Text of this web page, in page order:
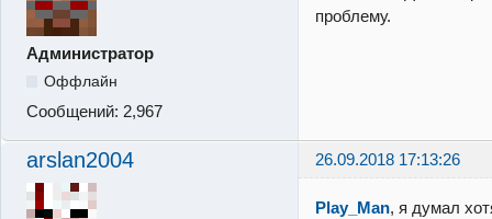
Администратор
Оффлайн
Сообщений: 2,967
проблему.
arslan2004 26.09.2018 17:13:26
Play_Man, я думал